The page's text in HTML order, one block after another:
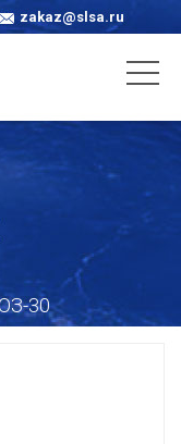
zakaz@slsa.ru
30